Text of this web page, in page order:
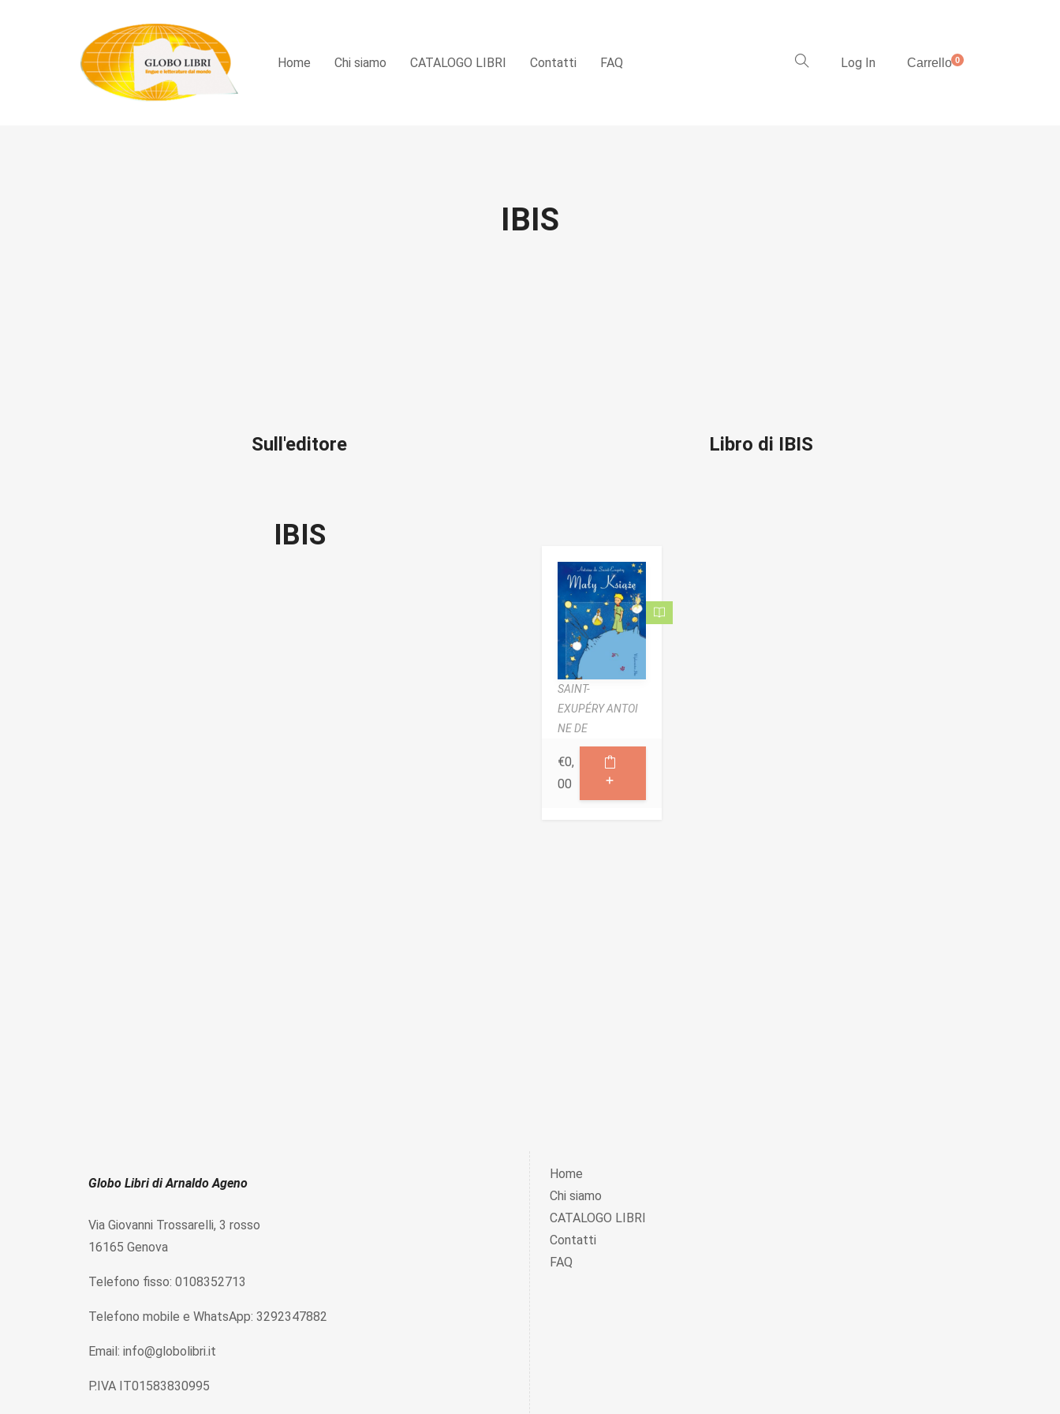
Home Chi siamo CATALOGO LIBRI Contatti FAQ Log In Carrello0
IBIS
Sull'editore
IBIS
Libro di IBIS
SAINT-
EXUPÉRY ANTOI
NE DE
€0,
00
Globo Libri di Arnaldo Ageno
Via Giovanni Trossarelli, 3 rosso
16165 Genova
Telefono fisso: 0108352713
Telefono mobile e WhatsApp: 3292347882
Email: info@globolibri.it
P.IVA IT01583830995
Home
Chi siamo
CATALOGO LIBRI
Contatti
FAQ